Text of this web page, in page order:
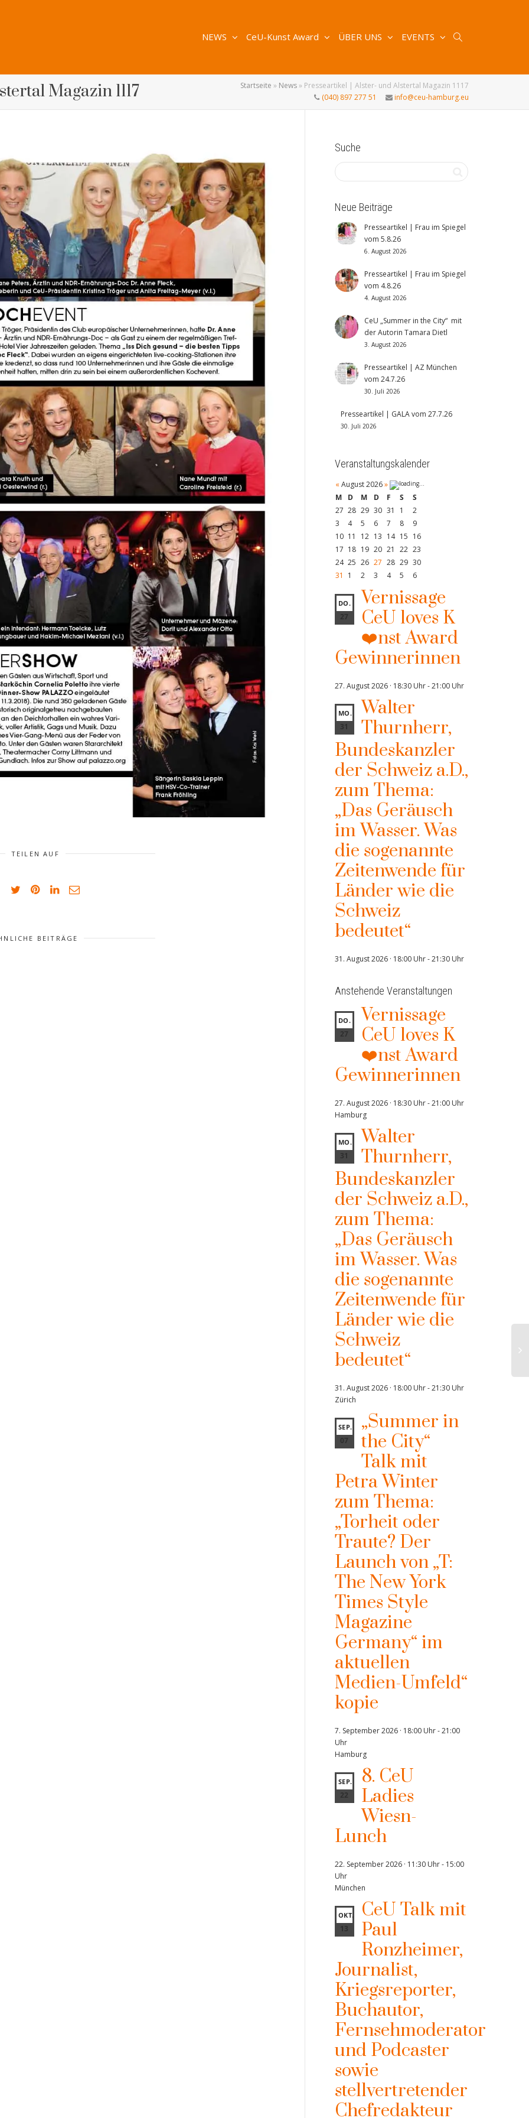
NEWS CeU-Kunst Award ÜBER UNS EVENTS
Magazin 1117 Startseite » News» Presseartikel | Alster- und Alstertal Magazin 1117
(040) 897 277 51
info@ceu-hamburg.eu
TEILEN AUF
BEITRÄGE
Suche
Neue Beiträge
Presseartikel | Frau im Spiegel
vom 5.8.26
6. August 2026
Presseartikel | Frau im Spiegel
vom 4.8.26
4. August 2026
CeU „Summer in the City“ mit
der Autorin Tamara Dietl
3. August 2026
Presseartikel | AZ München
vom 24.7.26
30. Juli 2026
Presseartikel | GALA vom 27.7.26
30. Juli 2026
Veranstaltungskalender
« August 2026 »
M
D M D F S
S
27 28 29 30 31 1
2
3
4 5 6 7 8
9
10 11 12 13 14 15 16
17 18 19 20 21 22 23
24 25 26 27 28 29 30
31
1 2 3 4 5 6
DO.
27
Vernissage
CeU loves K
❤️nst Award
Gewinnerinnen
27. August 2026 · 18:30 Uhr-21:00 Uhr
MO.
31
Walter
Thurnherr,
Bundeskanzler
der Schweiz a.D.,
zum Thema:
„Das Geräusch
im Wasser. Was
die sogenannte
Zeitenwende für
Länder wie die
Schweiz
bedeutet“
31. August 2026 · 18:00 Uhr-21:30 Uhr
Anstehende Veranstaltungen
DO.
27
Vernissage
CeU loves K
❤️nst Award
Gewinnerinnen
27. August 2026 · 18:30 Uhr-21:00 Uhr
Hamburg
MO.
31
Walter
Thurnherr,
Bundeskanzler
der Schweiz a.D.,
zum Thema:
„Das Geräusch
im Wasser. Was
die sogenannte
Zeitenwende für
Länder wie die
Schweiz
bedeutet“
31. August 2026 · 18:00 Uhr-21:30 Uhr
Zürich
SEP.
07
„Summer in
the City“
Talk mit
Petra Winter
zum Thema:
„Torheit oder
Traute? Der
Launch von „T:
The New York
Times Style
Magazine
Germany“ im
aktuellen
Medien-Umfeld“
kopie
7. September 2026 · 18:00 Uhr-21:00
Uhr
Hamburg
SEP.
22
8. CeU
Ladies
Wiesn-
Lunch
22. September 2026 · 11:30 Uhr- 15:00
Uhr
München
OKT.
13
CeU Talk mit
Paul
Ronzheimer,
Journalist,
Kriegsreporter,
Buchautor,
Fernsehmoderator
und Podcaster
sowie
stellvertretender
Chefredakteur